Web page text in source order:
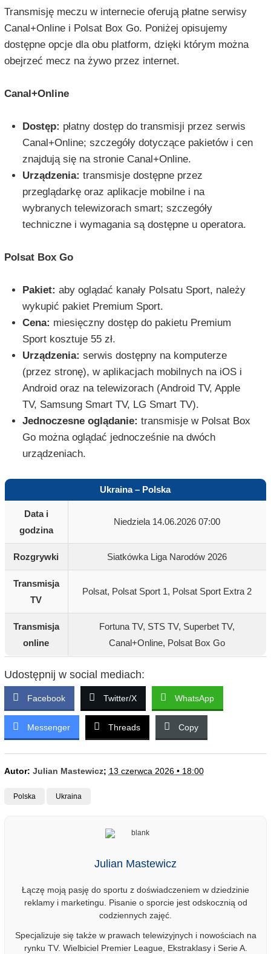
Transmisję meczu w internecie oferują płatne serwisy
Canal+Online i Polsat Box Go. Poniżej opisujemy
dostępne opcje dla obu platform, dzięki którym można
obejrzeć mecz na żywo przez internet.
Canal+Online
Dostęp: płatny dostęp do transmisji przez serwis
Canal+Online; szczegóły dotyczące pakietów i cen
znajdują się na stronie Canal+Online.
Urządzenia: transmisje dostępne przez
przeglądarkę oraz aplikacje mobilne i na
wybranych telewizorach smart; szczegóły
techniczne i wymagania są dostępne u operatora.
Polsat Box Go
Pakiet: aby oglądać kanały Polsatu Sport, należy
wykupić pakiet Premium Sport.
Cena: miesięczny dostęp do pakietu Premium
Sport kosztuje 55 zł.
Urządzenia: serwis dostępny na komputerze
(przez stronę), w aplikacjach mobilnych na iOS i
Android oraz na telewizorach (Android TV, Apple
TV, Samsung Smart TV, LG Smart TV).
Jednoczesne oglądanie: transmisje w Polsat Box
Go można oglądać jednocześnie na dwóch
urządzeniach.
Ukraina – Polska
Data i
godzina
Niedziela 14.06.2026 07:00
Rozgrywki Siatkówka Liga Narodów 2026
Transmisja
TV
Polsat, Polsat Sport 1, Polsat Sport Extra 2
Transmisja
online
Fortuna TV, STS TV, Superbet TV,
Canal+Online, Polsat Box Go
Udostępnij w social mediach:
Facebook Twitter/X WhatsApp
Messenger Threads Copy
Autor: Julian Mastewicz; 13 czerwca 2026 • 18:00
Polska Ukraina
Julian Mastewicz
Łączę moją pasję do sportu z doświadczeniem w dziedzinie
reklamy i marketingu. Pisanie o sporcie jest odskocznią od
codziennych zajęć.
Specjalizuje się także w prawach telewizyjnych i nowościach na
rynku TV. Wielbiciel Premier League, Ekstraklasy i Serie A.